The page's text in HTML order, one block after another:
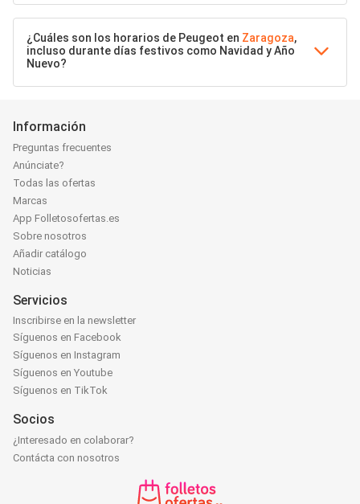
¿Cuáles son los horarios de Peugeot en Zaragoza,
incluso durante días festivos como Navidad y Año
Nuevo?
Información
Preguntas frecuentes
Anúnciate?
Todas las ofertas
Marcas
App Folletosofertas.es
Sobre nosotros
Añadir catálogo
Noticias
Servicios
Inscribirse en la newsletter
Síguenos en Facebook
Síguenos en Instagram
Síguenos en Youtube
Síguenos en TikTok
Socios
¿Interesado en colaborar?
Contácta con nosotros